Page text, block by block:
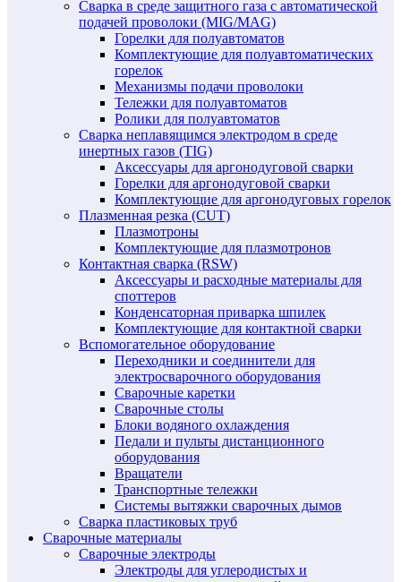
Сварка в среде защитного газа с автоматической
подачей проволоки (MIG/MAG)
Горелки для полуавтоматов
Комплектующие для полуавтоматических
горелок
Механизмы подачи проволоки
Тележки для полуавтоматов
Ролики для полуавтоматов
Сварка неплавящимся электродом в среде
инертных газов (TIG)
Аксессуары для аргонодуговой сварки
Горелки для аргонодуговой сварки
Комплектующие для аргонодуговых горелок
Плазменная резка (CUT)
Плазмотроны
Комплектующие для плазмотронов
Контактная сварка (RSW)
Аксессуары и расходные материалы для
споттеров
Конденсаторная приварка шпилек
Комплектующие для контактной сварки
Вспомогательное оборудование
Переходники и соединители для
электросварочного оборудования
Сварочные каретки
Сварочные столы
Блоки водяного охлаждения
Педали и пульты дистанционного
оборудования
Вращатели
Транспортные тележки
Системы вытяжки сварочных дымов
Сварка пластиковых труб
Сварочные материалы
Сварочные электроды
Электроды для углеродистых и